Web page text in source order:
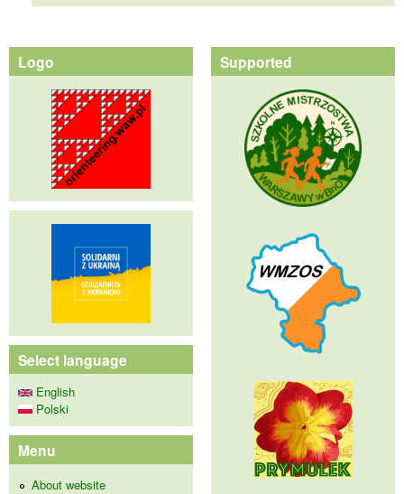
Logo
Select language
English
Polski
Menu
About website
Supported